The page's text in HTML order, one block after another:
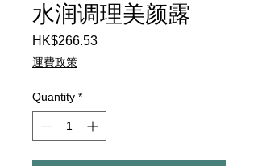
水润调理美颜露
HK$266.53Price
運費政策
Quantity *